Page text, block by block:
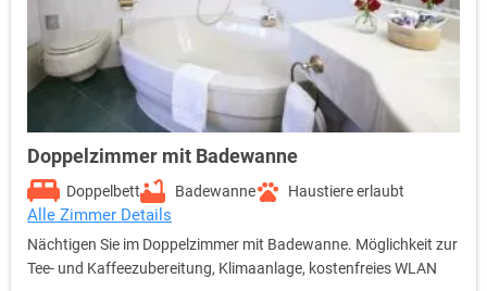
Doppelzimmer mit Badewanne
Doppelbett Badewanne Haustiere erlaubt
Alle Zimmer Details
Nächtigen Sie im Doppelzimmer mit Badewanne. Möglichkeit zur
Tee- und Kaffeezubereitung, Klimaanlage, kostenfreies WLAN